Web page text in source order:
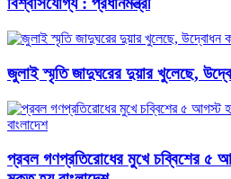
জুলাই স্মৃতি জাদুঘরের দুয়ার খুলেছে,
প্রবল গণপ্রতিরোধের মুখে চব্বিশের ৫